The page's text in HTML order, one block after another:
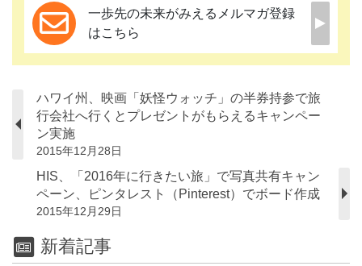
一歩先の未来がみえるメルマガ登録
はこちら
ハワイ州、映画「妖怪ウォッチ」の半券持参で旅
行会社へ行くとプレゼントがもらえるキャンペー
ン実施
2015年12月28日
HIS、「2016年に行きたい旅」で写真共有キャン
ペーン、ピンタレスト（Pinterest）でボード作成
2015年12月29日
新着記事